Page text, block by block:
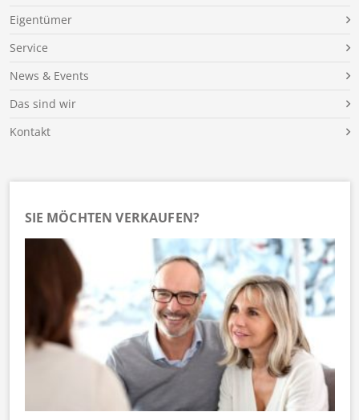
Eigentümer
Service
News & Events
Das sind wir
Kontakt
SIE MÖCHTEN VERKAUFEN?